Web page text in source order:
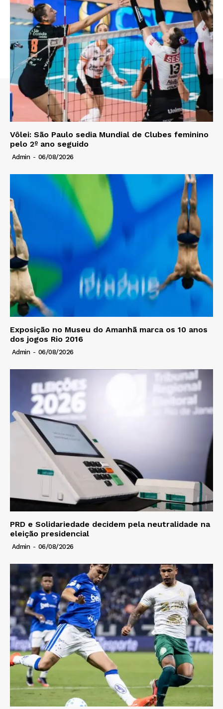
Vôlei: São Paulo sedia Mundial de Clubes feminino
pelo 2º ano seguido
Admin - 06/08/2026
Exposição no Museu do Amanhã marca os 10 anos
dos jogos Rio 2016
Admin - 06/08/2026
PRD e Solidariedade decidem pela neutralidade na
eleição presidencial
Admin - 06/08/2026